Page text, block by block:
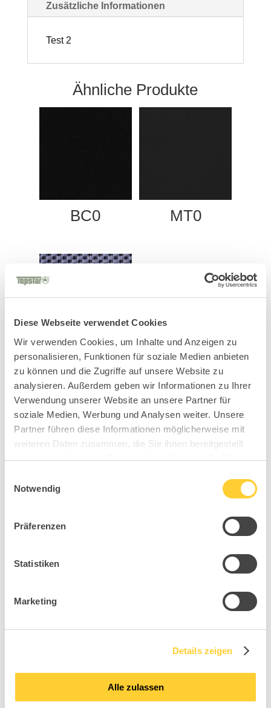
Diese Webseite verwendet Cookies
Wir verwenden Cookies, um Inhalte und Anzeigen zu
personalisieren, Funktionen für soziale Medien anbieten
zu können und die Zugriffe auf unsere Website zu
analysieren. Außerdem geben wir Informationen zu Ihrer
Verwendung unserer Website an unsere Partner für
soziale Medien, Werbung und Analysen weiter. Unsere
Partner führen diese Informationen möglicherweise mit
weiteren Daten zusammen, die Sie ihnen bereitgestellt
haben oder die sie im Rahmen Ihrer Nutzung der Dienste
Notwendig
Präferenzen
Statistiken
Marketing
Details zeigen
Alle zulassen
Zusätzliche Informationen
Test 2
Ähnliche Produkte
BC0 MT0
MY7
Mit Verantwortung in die Zukunft – unser
Salone del Mobile Milano 2026
Ambiente 2026 Entdecken Sie die Kraft von SIT,
IMM 2026 Entdecken Sie die Kraft von SIT, MOVE,
Neueste Kommentare